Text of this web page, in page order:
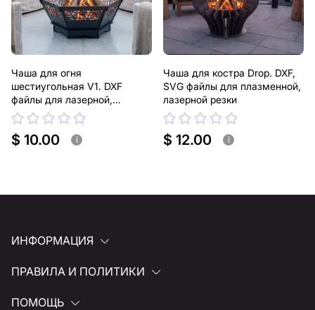
Чаша для огня
шестиугольная V1. DXF
файлы для лазерной,
плазменной резки
$ 10.00 i
Чаша для костра Drop. DXF,
SVG файлы для плазменной,
лазерной резки
$ 12.00 i
ИНФОРМАЦИЯ
ПРАВИЛА И ПОЛИТИКИ
ПОМОЩЬ